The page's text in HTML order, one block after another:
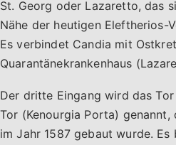
St. Georg oder Lazaretto, das
Nähe der heutigen Eleftherios-
Es verbindet Candia mit
Quarantänekrankenhaus
Der dritte Eingang wird das
Tor (Kenourgia Porta) genannt,
im Jahr 1587 gebaut wurde.